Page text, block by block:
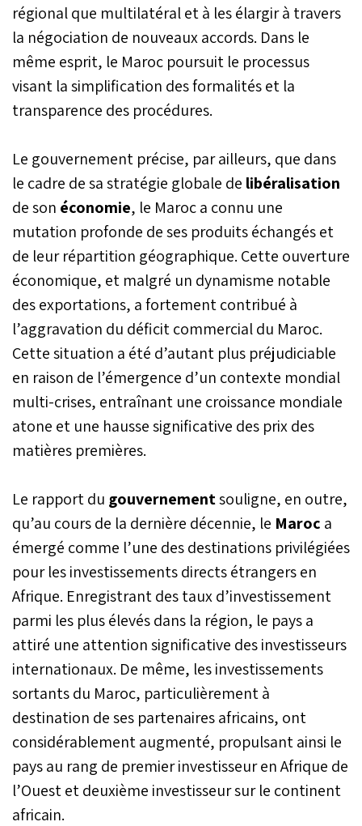
régional que multilatéral et à les élargir à travers
la négociation de nouveaux accords. Dans le
même esprit, le Maroc poursuit le processus
visant la simplification des formalités et la
transparence des procédures.
Le gouvernement précise, par ailleurs, que dans
le cadre de sa stratégie globale de libéralisation
de son économie, le Maroc a connu une
mutation profonde de ses produits échangés et
de leur répartition géographique. Cette ouverture
économique, et malgré un dynamisme notable
des exportations, a fortement contribué à
l’aggravation du déficit commercial du Maroc.
Cette situation a été d’autant plus préjudiciable
en raison de l’émergence d’un contexte mondial
multi-crises, entraînant une croissance mondiale
atone et une hausse significative des prix des
matières premières.
Le rapport du gouvernementsouligne, en outre,
qu’au cours de la dernière décennie, le Maroc a
émergé comme l’une des destinations privilégiées
pour les investissements directs étrangers en
Afrique. Enregistrant des taux d’investissement
parmi les plus élevés dans la région, le pays a
attiré une attention significative des investisseurs
internationaux. De même, les investissements
sortants du Maroc, particulièrement à
destination de ses partenaires africains, ont
considérablement augmenté, propulsant ainsi le
pays au rang de premier investisseur en Afrique de
l’Ouest et deuxième investisseur sur le continent
africain.